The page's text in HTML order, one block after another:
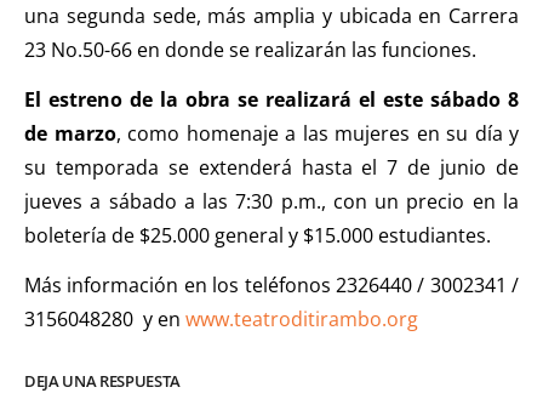
una segunda sede, más amplia y ubicada en Carrera
23 No.50-66 en donde se realizarán las funciones.
El estreno de la obra se realizará el este sábado 8
de marzo, como homenaje a las mujeres en su día y
su temporada se extenderá hasta el 7 de junio de
jueves a sábado a las 7:30 p.m., con un precio en la
boletería de $25.000 general y $15.000 estudiantes.
Más información en los teléfonos 2326440 / 3002341 /
3156048280 y en www.teatroditirambo.org
DEJA UNA RESPUESTA